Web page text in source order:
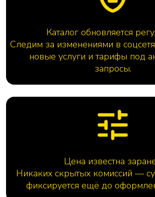
Каталог обновляется
Следим за изменениями в
новые услуги и тарифы под
запросы.
Цена известна
Никаких скрытых комиссий —
фиксируется ещё до